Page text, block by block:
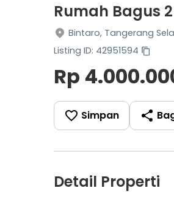
Rumah Bagus
Bintaro, Tangerang
Listing ID: 42951594
Rp
Simpan
Detail Properti